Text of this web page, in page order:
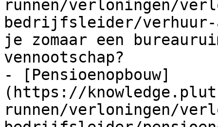
runnen/verloningen/
bedrijfsleider/verhuur-
je zomaar een
vennootschap?
- [Pensioenopbouw]
(https://
runnen/verloningen/